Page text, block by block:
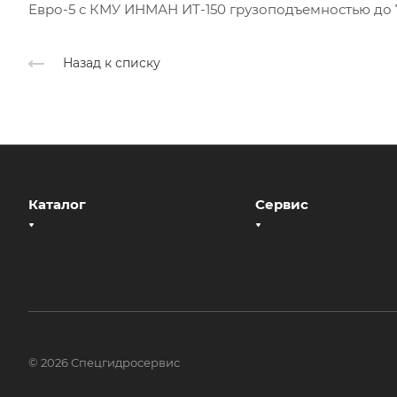
Евро-5 с КМУ ИНМАН ИТ-150 грузоподъемностью до
Назад к списку
Каталог Сервис
© 2026 Спецгидросервис